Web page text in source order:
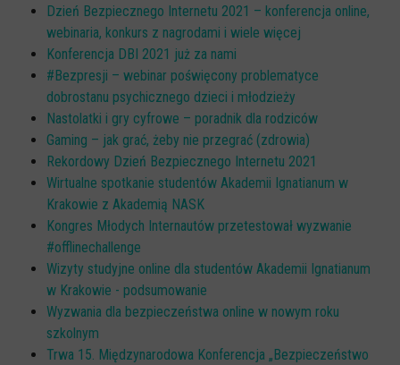
Dzień Bezpiecznego Internetu 2021 – konferencja online,
webinaria, konkurs z nagrodami i wiele więcej
Konferencja DBI 2021 już za nami
#Bezpresji – webinar poświęcony problematyce
dobrostanu psychicznego dzieci i młodzieży
Nastolatki i gry cyfrowe – poradnik dla rodziców
Gaming – jak grać, żeby nie przegrać (zdrowia)
Rekordowy Dzień Bezpiecznego Internetu 2021
Wirtualne spotkanie studentów Akademii Ignatianum w
Krakowie z Akademią NASK
Kongres Młodych Internautów przetestował wyzwanie
#offlinechallenge
Wizyty studyjne online dla studentów Akademii Ignatianum
w Krakowie - podsumowanie
Wyzwania dla bezpieczeństwa online w nowym roku
szkolnym
Trwa 15. Międzynarodowa Konferencja „Bezpieczeństwo
Webinary CEDMO
Cykl webinarów - Gadanie o internecie
Cyfrowe wieczory dla rodziców
Cykl webinarów - marzec 2026
Multimedia
Kreskówki
Filmy
Spoty
Audiobooki
Infografiki
Badania i raporty
Gry